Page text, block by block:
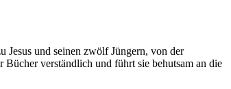
Jesus und seinen zwölf Jüngern, von der
verständlich und führt sie behutsam an die